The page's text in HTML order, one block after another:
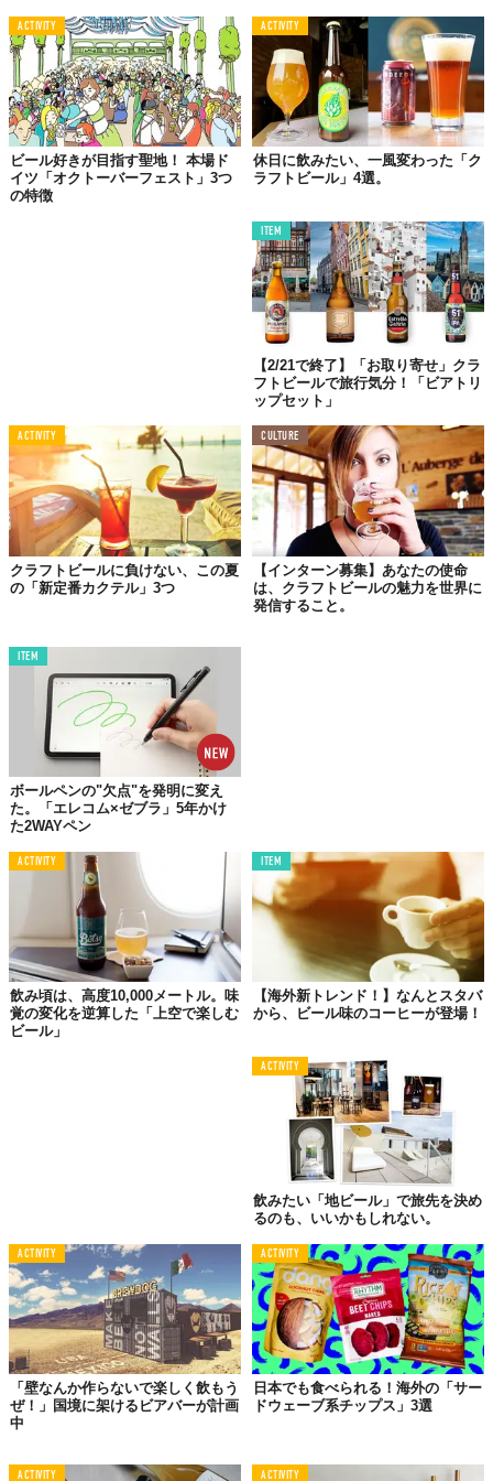
©Mikako Kozai
まず、Josさんが真っ先に名前を挙げたのが「Whistling
Sisters」。実際に行ってみると、店内に入ってすぐ目につくカラ
フルなウォールアートやお客さんを照らす陽の光を見て気分があ
がりました。
ここで提供されるビールはすべて、併設された醸造所でつくられ
ているということ。おすすめは、6種類の中から自分の好きなビー
名前に「NZ」の文字が入った「NZ RED」。クセがなくさっぱり
していて、クラフトビール初心者の私でも飲みやすかったです。
まるで隠れ家のような
「Husk」
©Mikako Kozai
ACTIVITY
ビール好きが目指す聖地！ 本場ド
イツ「オクトーバーフェスト」3つ
の特徴
ACTIVITY
休日に飲みたい、一風変わった「ク
ラフトビール」4選。
ITEM
【2/21で終了】「お取り寄せ」クラ
フトビールで旅行気分！「ビアトリ
ップセット」
ACTIVITY
クラフトビールに負けない、この夏
の「新定番カクテル」3つ
CULTURE
【インターン募集】あなたの使命
は、クラフトビールの魅力を世界に
発信すること。
ITEM
ボールペンの"欠点"を発明に変え
た。「エレコム×ゼブラ」5年かけ
た2WAYペン
ACTIVITY
飲み頃は、高度10,000メートル。味
覚の変化を逆算した「上空で楽しむ
ビール」
ITEM
【海外新トレンド！】なんとスタバ
から、ビール味のコーヒーが登場！
ACTIVITY
飲みたい「地ビール」で旅先を決め
るのも、いいかもしれない。
ACTIVITY
「壁なんか作らないで楽しく飲もう
ぜ！」国境に架けるビアバーが計画
中
ACTIVITY
日本でも食べられる！海外の「サー
ドウェーブ系チップス」3選
ACTIVITY ACTIVITY